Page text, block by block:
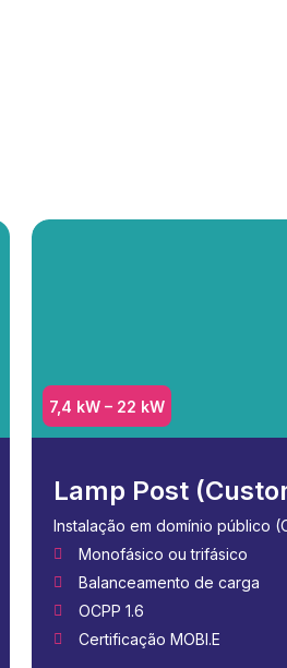
7,4 kW – 22 kW
Lamp Post
Instalação em domínio público
Monofásico ou trifásico
Balanceamento de carga
OCPP 1.6
Certificação MOBI.E